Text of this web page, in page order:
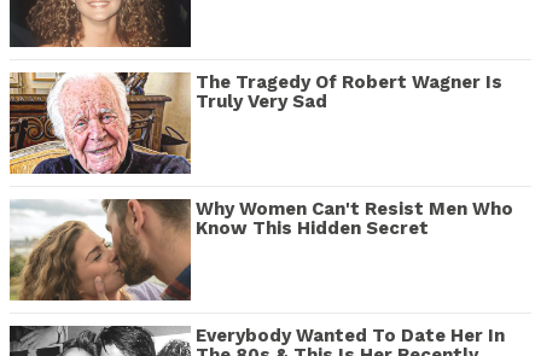
The Tragedy Of Robert Wagner Is
Truly Very Sad
Why Women Can't Resist Men Who
Know This Hidden Secret
Everybody Wanted To Date Her In